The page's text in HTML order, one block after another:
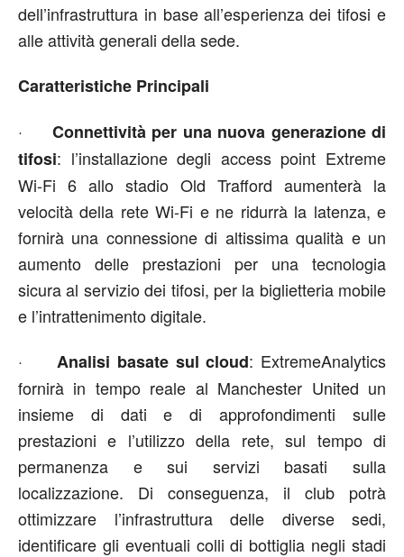
dell’infrastruttura in base all’esperienza dei tifosi e
alle attività generali della sede.
Caratteristiche Principali
· Connettività per una nuova generazione di
tifosi: l’installazione degli access point Extreme
Wi-Fi 6 allo stadio Old Trafford aumenterà la
velocità della rete Wi-Fi e ne ridurrà la latenza, e
fornirà una connessione di altissima qualità e un
aumento delle prestazioni per una tecnologia
sicura al servizio dei tifosi, per la biglietteria mobile
e l’intrattenimento digitale.
· Analisi basate sul cloud: ExtremeAnalytics
fornirà in tempo reale al Manchester United un
insieme di dati e di approfondimenti sulle
prestazioni e l’utilizzo della rete, sul tempo di
permanenza e sui servizi basati sulla
localizzazione. Di conseguenza, il club potrà
ottimizzare l’infrastruttura delle diverse sedi,
identificare gli eventuali colli di bottiglia negli stadi